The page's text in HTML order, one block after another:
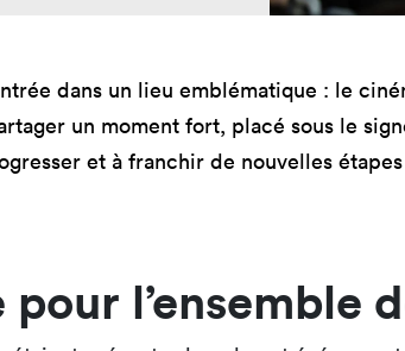
dans un lieu emblématique : le
un moment fort, placé sous le
et à franchir de nouvelles
l’ensemble
Direction Artistique
Digitale
Nos
Tech